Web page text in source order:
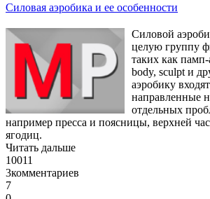
Силовая аэробика и ее особенности
Силовой
целую группу
таких как
body, sculpt и
аэробику
направленные
отдельных
например пресса и поясницы, верхней
ягодиц.
Читать дальше
10011
3комментариев
7